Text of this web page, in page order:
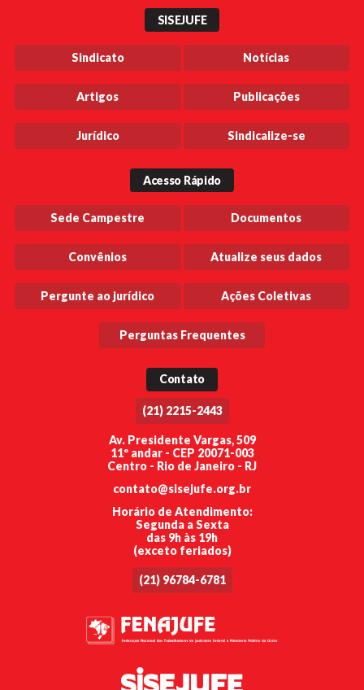
SISEJUFE
Sindicato Notícias
Artigos Publicações
Jurídico Sindicalize-se
Acesso Rápido
Sede Campestre Documentos
Convênios Atualize seus dados
Pergunte ao jurídico Ações Coletivas
Perguntas Frequentes
Contato
(21) 2215-2443
Av. Presidente Vargas, 509
11º andar - CEP 20071-003
Centro - Rio de Janeiro - RJ
contato@sisejufe.org.br
Horário de Atendimento:
Segunda a Sexta
das 9h às 19h
(exceto feriados)
(21) 96784-6781